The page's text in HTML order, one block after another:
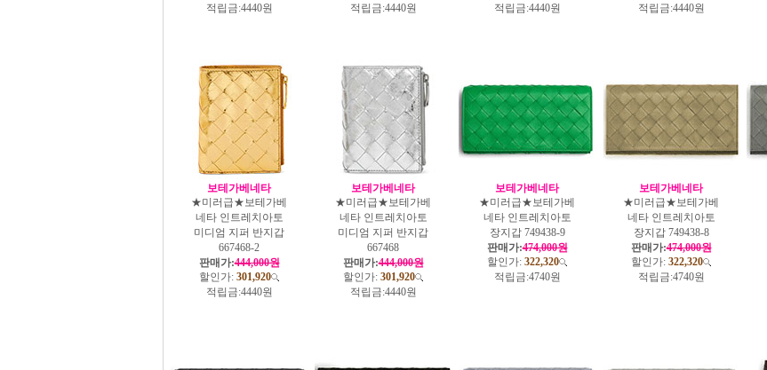
적립금:4440원
적립금:4440원
적립금:4440원
적립금:4440원
보테가베네타
★미러급★보테가베
네타 인트레치아토
미디엄 지퍼 반지갑
667468-2
판매가:444,000원
할인가: 301,920
적립금:4440원
보테가베네타
★미러급★보테가베
네타 인트레치아토
미디엄 지퍼 반지갑
667468
판매가:444,000원
할인가: 301,920
적립금:4440원
보테가베네타
★미러급★보테가베
네타 인트레치아토
장지갑 749438-9
판매가:474,000원
할인가: 322,320
적립금:4740원
보테가베네타
★미러급★보테가베
네타 인트레치아토
장지갑 749438-8
판매가:474,000원
할인가: 322,320
적립금:4740원